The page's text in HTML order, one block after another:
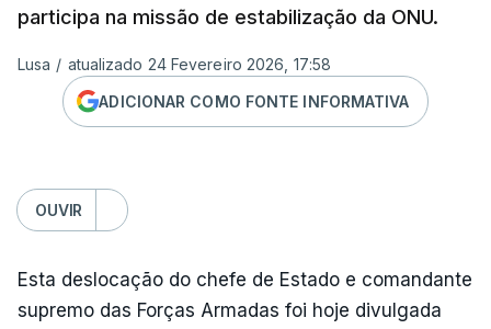
participa na missão de estabilização da ONU.
Lusa / atualizado 24 Fevereiro 2026, 17:58
ADICIONAR COMO FONTE INFORMATIVA
OUVIR
Esta deslocação do chefe de Estado e comandante
supremo das Forças Armadas foi hoje divulgada